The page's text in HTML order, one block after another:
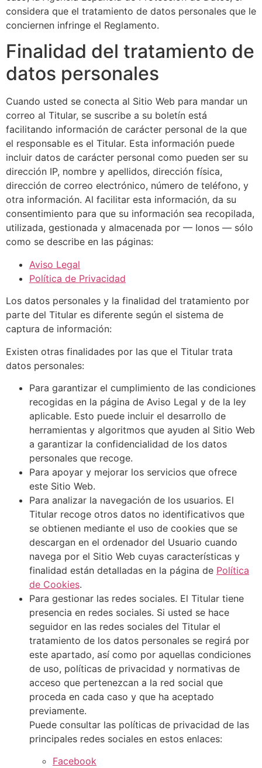
considera que el tratamiento de datos personales que le
conciernen infringe el Reglamento.
Finalidad del tratamiento de
datos personales
Cuando usted se conecta al Sitio Web para mandar un
correo al Titular, se suscribe a su boletín está
facilitando información de carácter personal de la que
el responsable es el Titular. Esta información puede
incluir datos de carácter personal como pueden ser su
dirección IP, nombre y apellidos, dirección física,
dirección de correo electrónico, número de teléfono, y
otra información. Al facilitar esta información, da su
consentimiento para que su información sea recopilada,
utilizada, gestionada y almacenada por — Ionos — sólo
como se describe en las páginas:
Aviso Legal
Política de Privacidad
Los datos personales y la finalidad del tratamiento por
parte del Titular es diferente según el sistema de
captura de información:
Existen otras finalidades por las que el Titular trata
datos personales:
Para garantizar el cumplimiento de las condiciones
recogidas en la página de Aviso Legal y de la ley
aplicable. Esto puede incluir el desarrollo de
herramientas y algoritmos que ayuden al Sitio Web
a garantizar la confidencialidad de los datos
personales que recoge.
Para apoyar y mejorar los servicios que ofrece
este Sitio Web.
Para analizar la navegación de los usuarios. El
Titular recoge otros datos no identificativos que
se obtienen mediante el uso de cookies que se
descargan en el ordenador del Usuario cuando
navega por el Sitio Web cuyas características y
finalidad están detalladas en la página de Política
de Cookies.
Para gestionar las redes sociales. El Titular tiene
presencia en redes sociales. Si usted se hace
seguidor en las redes sociales del Titular el
tratamiento de los datos personales se regirá por
este apartado, así como por aquellas condiciones
de uso, políticas de privacidad y normativas de
acceso que pertenezcan a la red social que
proceda en cada caso y que ha aceptado
previamente.
Puede consultar las políticas de privacidad de las
principales redes sociales en estos enlaces:
Facebook